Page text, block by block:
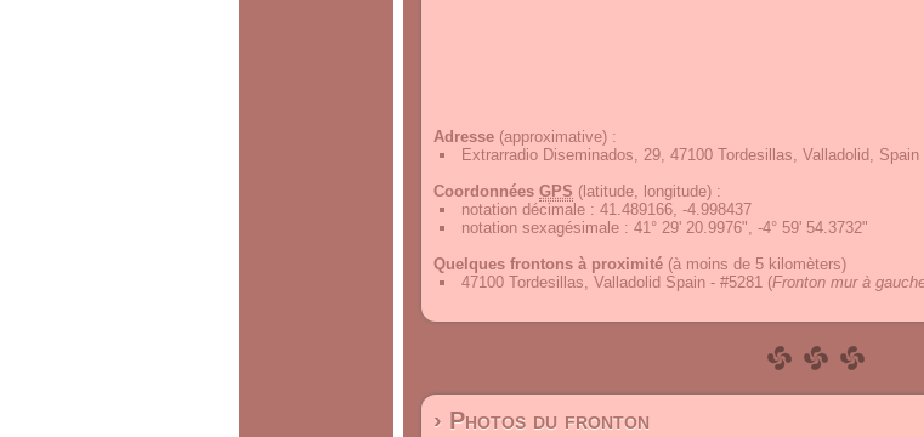
Adresse (approximative) :
Extrarradio Diseminados, 29, 47100 Tordesillas, Valladolid, Spain
Coordonnées GPS (latitude, longitude) :
notation décimale : 41.489166, -4.998437
notation sexagésimale : 41° 29' 20.9976", -4° 59' 54.3732"
Quelques frontons à proximité (à moins de 5 kilomèters)
47100 Tordesillas, Valladolid Spain - #5281 (Fronton mur à
› Photos du fronton